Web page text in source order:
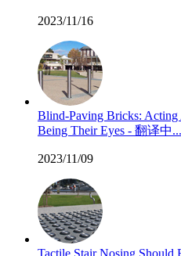
2023/11/16
Blind-Paving Bricks:
Being Their Eyes - 翻译中...
2023/11/09
Tactile Stair Nosing Should